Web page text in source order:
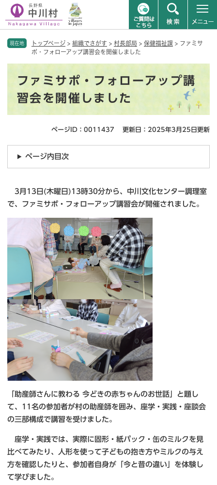
現在地 トップページ > 組織でさがす > 村長部局 > 保健福祉課 > ファミサ
ポ・フォローアップ講習会を開催しました
ファミサポ・フォローアップ講
習会を開催しました
ページID：0011437 更新日：2025年3月25日更新
ページ内目次
3月13日(木曜日)13時30分から、中川文化センター調理室
で、ファミサポ・フォローアップ講習会が開催されました。
「助産師さんに教わる 今どきの赤ちゃんのお世話」と題し
て、11名の参加者が村の助産師を囲み、座学・実践・座談会
の三部構成で講習を受けました。
座学・実践では、実際に固形・紙パック・缶のミルクを見
比べてみたり、人形を使って子どもの抱き方やミルクの与え
方を確認したりと、参加者自身が「今と昔の違い」を体験し
て学びました。